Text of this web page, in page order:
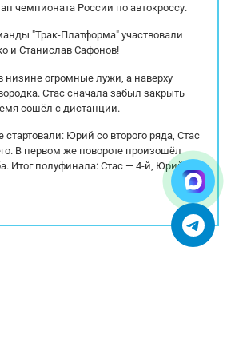
чемпионата России по автокроссу.
"Трак-Платформа" участвовали
и Станислав Сафонов!
низине огромные лужи, а наверху —
Стас сначала забыл закрыть
сошёл с дистанции.
стартовали: Юрий со второго ряда, Стас
В первом же повороте произошёл
Итог полуфинала: Стас — 4-й, Юрий — 5-